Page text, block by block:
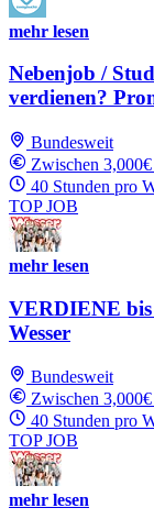
mehr lesen
Nebenjob /
verdienen?
Bundesweit
Zwischen
40 Stunden pro
TOP JOB
mehr lesen
VERDIENE
Wesser
Bundesweit
Zwischen
40 Stunden pro
TOP JOB
mehr lesen